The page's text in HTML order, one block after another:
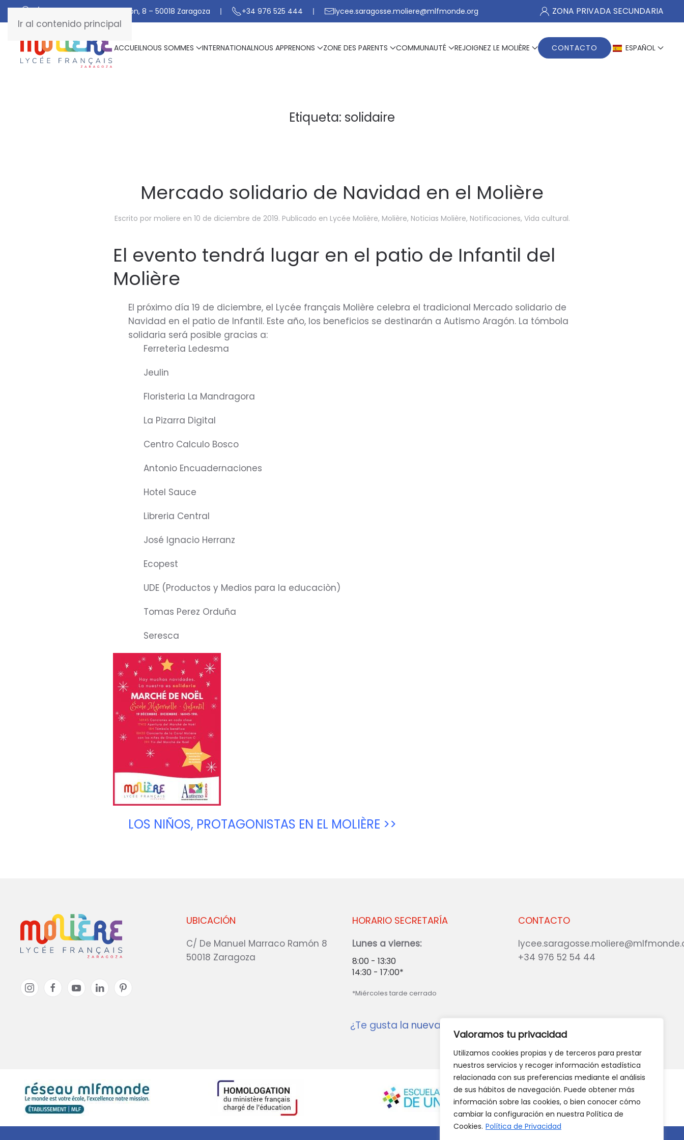
Valoramos tu privacidad
Utilizamos cookies propias y de terceros para prestar
nuestros servicios y recoger información estadística
relacionada con sus preferencias mediante el análisis
de sus hábitos de navegación. Puede obtener más
información sobre las cookies, o bien conocer cómo
cambiar la configuración en nuestra Política de
Cookies. Política de Privacidad
Ir al contenido principal
C/ De Manuel Marraco Ramón, 8 – 50018 Zaragoza +34 976 525 444 lycee.saragosse.moliere@mlfmonde.org ZONA PRIVADA SECUNDARIA
ACCUEILNOUS SOMMES INTERNATIONALNOUS APPRENONS ZONE DES PARENTS COMMUNAUTÉ REJOIGNEZ LE MOLIÈRE CONTACTO ESPAÑOL
Etiqueta: solidaire
Mercado solidario de Navidad en el Molière
Escrito por moliere en 10 de diciembre de 2019. Publicado en Lycée Molière, Molière, Noticias Molière, Notificaciones, Vida cultural.
El evento tendrá lugar en el patio de Infantil del
Molière
El próximo día 19 de diciembre, el Lycée français Molière celebra el tradicional Mercado solidario de
Navidad en el patio de Infantil. Este año, los beneficios se destinarán a Autismo Aragón. La tómbola
solidaria será posible gracias a:
Ferreterìa Ledesma
Jeulin
Floristeria La Mandragora
La Pizarra Digital
Centro Calculo Bosco
Antonio Encuadernaciones
Hotel Sauce
Libreria Central
José Ignacio Herranz
Ecopest
UDE (Productos y Medios para la educaciòn)
Tomas Perez Orduña
Seresca
LOS NIÑOS, PROTAGONISTAS EN EL MOLIÈRE >>
UBICACIÓN
C/ De Manuel Marraco Ramón 8
50018 Zaragoza
CONTACTO
+34 976 52 54 44
HORARIO SECRETARÍA
Lunes a viernes:
8:00 - 13:30
14:30 - 17:00*
*Miércoles tarde cerrado
¿Te gusta la nueva web?